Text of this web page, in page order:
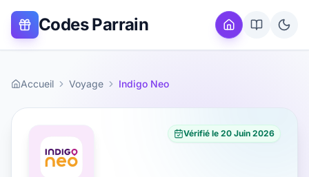
Codes Parrain
Accueil Voyage Indigo Neo
Vérifié le 20 Juin 2026